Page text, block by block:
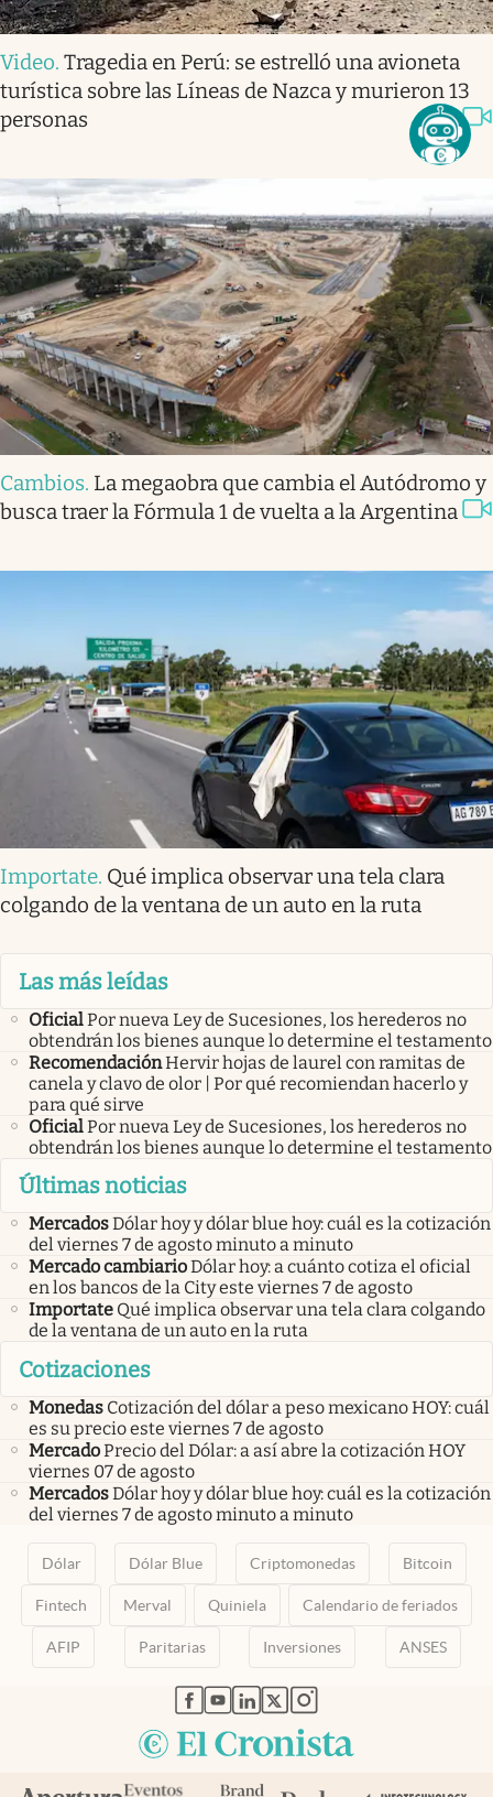
Video. Tragedia en Perú: se estrelló una avioneta
turística sobre las Líneas de Nazca y murieron 13
personas
Cambios. La megaobra que cambia el Autódromo y
busca traer la Fórmula 1 de vuelta a la Argentina
Importate. Qué implica observar una tela clara
colgando de la ventana de un auto en la ruta
Las más leídas
OficialPor nueva Ley de Sucesiones, los herederos no
obtendrán los bienes aunque lo determine el testamento
RecomendaciónHervir hojas de laurel con ramitas de
canela y clavo de olor | Por qué recomiendan hacerlo y
para qué sirve
OficialPor nueva Ley de Sucesiones, los herederos no
obtendrán los bienes aunque lo determine el testamento
Últimas noticias
MercadosDólar hoy y dólar blue hoy: cuál es la cotización
del viernes 7 de agosto minuto a minuto
Mercado cambiarioDólar hoy: a cuánto cotiza el oficial
en los bancos de la City este viernes 7 de agosto
Importate Qué implica observar una tela clara colgando
de la ventana de un auto en la ruta
Cotizaciones
Monedas Cotización del dólar a peso mexicano HOY: cuál
es su precio este viernes 7 de agosto
MercadoPrecio del Dólar: a así abre la cotización HOY
viernes 07 de agosto
MercadosDólar hoy y dólar blue hoy: cuál es la cotización
del viernes 7 de agosto minuto a minuto
Dólar Dólar Blue Criptomonedas Bitcoin
Fintech Merval Quiniela Calendario de feriados
AFIP Paritarias Inversiones ANSES
abre en nueva pestaña
abre en nueva pestaña
abre en nueva pestaña
abre en nueva pestaña
abre en nueva pestaña